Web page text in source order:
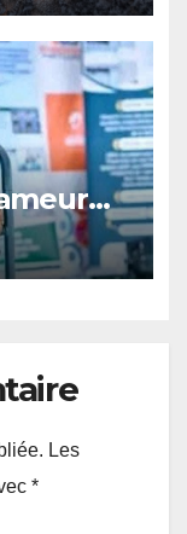
Les
*